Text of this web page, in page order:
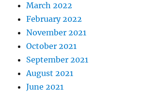
March 2022
February 2022
November 2021
October 2021
September 2021
August 2021
June 2021